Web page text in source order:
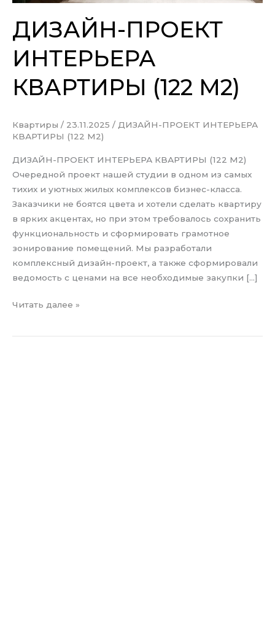
ДИЗАЙН-ПРОЕКТ
ИНТЕРЬЕРА
КВАРТИРЫ (122 М2)
Квартиры / 23.11.2025 / ДИЗАЙН-ПРОЕКТ ИНТЕРЬЕРА
КВАРТИРЫ (122 М2)
ДИЗАЙН-ПРОЕКТ ИНТЕРЬЕРА КВАРТИРЫ (122 М2)
Очередной проект нашей студии в одном из самых
тихих и уютных жилых комплексов бизнес-класса.
Заказчики не боятся цвета и хотели сделать квартиру
в ярких акцентах, но при этом требовалось сохранить
функциональность и сформировать грамотное
зонирование помещений. Мы разработали
комплексный дизайн-проект, а также сформировали
ведомость с ценами на все необходимые закупки […]
Читать далее »